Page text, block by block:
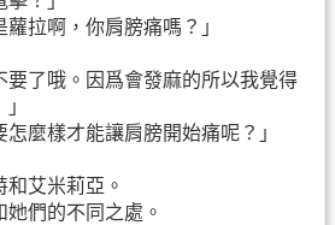
拉啊，你肩膀痛嗎？」
要了哦。因爲會發麻的所以我覺得
麼樣才能讓肩膀開始痛呢？」
艾米莉亞。
們的不同之處。